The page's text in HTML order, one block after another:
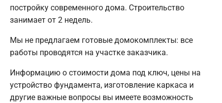
постройку современного дома. Строительство
занимает от 2 недель.
Мы не предлагаем готовые домокомплекты: все
работы проводятся на участке заказчика.
Информацию о стоимости дома под ключ, цены на
устройство фундамента, изготовление каркаса и
другие важные вопросы вы имеете возможность